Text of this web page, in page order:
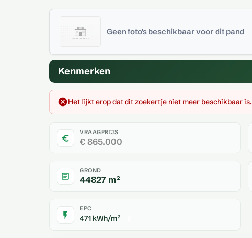
Geen foto's beschikbaar voor dit pand
Kenmerken
Het lijkt erop dat dit zoekertje niet meer beschikbaar is.
VRAAGPRIJS
€ 865.000
GROND
44827 m²
EPC
471 kWh/m²